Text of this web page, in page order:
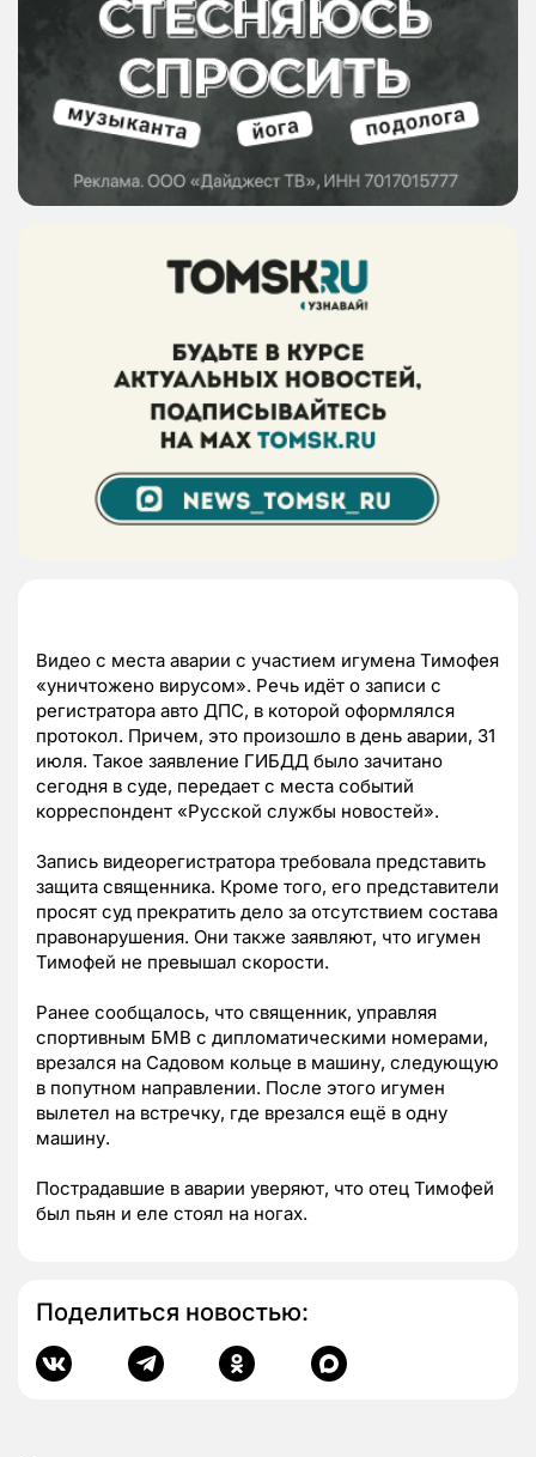
Видео с места аварии с участием игумена Тимофея
«уничтоженo вирусом». Речь идёт о записи с
регистратора авто ДПС, в которой оформлялся
протокол. Причем, это произошло в день аварии, 31
июля. Такое заявление ГИБДД было зачитано
сегодня в суде, передает с места событий
корреспондент «Русской службы новостей».
Запись видеорегистратора требовала представить
защита священника. Кроме того, его представители
просят суд прекратить дело за отсутствием состава
правонарушения. Они также заявляют, что игумен
Тимофей не превышал скорости.
Ранее сообщалось, что священник, управляя
спортивным БМВ с дипломатическими номерами,
врезался на Садовом кольце в машину, следующую
в попутном направлении. После этого игумен
вылетел на встречку, где врезался ещё в одну
машину.
Пострадавшие в аварии уверяют, что отец Тимофей
был пьян и еле стоял на ногах.
Поделиться новостью: